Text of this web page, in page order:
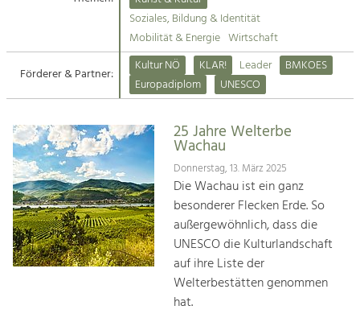
Suche
Impressum
Kontakt
Angebotsentwicklung und
Handwerk, Wissenschaft und Forschung.
Soziales, Bildung &
Identität
Gleichberechtigung, Jugend und
Integration
Mobilität & Energie
Klimawandel, öffentlicher Verkehr und
Soziales, Bildung & Identität
Mobilität & Energie Wirtschaft
Förderer & Partner:
Kultur NÖ KLAR! Leader
BMKOES
Europadiplom
UNESCO
25 Jahre Welterbe
Wachau
Donnerstag, 13. März 2025
Die Wachau ist ein ganz
besonderer Flecken Erde. So
außergewöhnlich, dass die
UNESCO die Kulturlandschaft
auf ihre Liste der
Welterbestätten genommen
hat.